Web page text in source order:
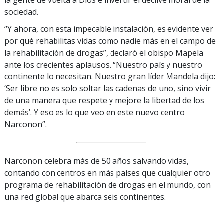
sociedad.
“Y ahora, con esta impecable instalación, es evidente ver
por qué rehabilitas vidas como nadie más en el campo de
la rehabilitación de drogas”, declaró el obispo Mapela
ante los crecientes aplausos. “Nuestro país y nuestro
continente lo necesitan. Nuestro gran líder Mandela dijo:
‘Ser libre no es solo soltar las cadenas de uno, sino vivir
de una manera que respete y mejore la libertad de los
demás’. Y eso es lo que veo en este nuevo centro
Narconon”.
Narconon celebra más de 50 años salvando vidas,
contando con centros en más países que cualquier otro
programa de rehabilitación de drogas en el mundo, con
una red global que abarca seis continentes.